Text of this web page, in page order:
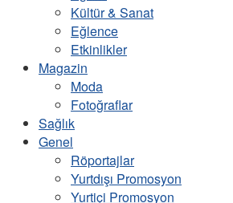
Kültür & Sanat
Eğlence
Etkinlikler
Magazin
Moda
Fotoğraflar
Sağlık
Genel
Röportajlar
Yurtdışı Promosyon
Yurtiçi Promosyon